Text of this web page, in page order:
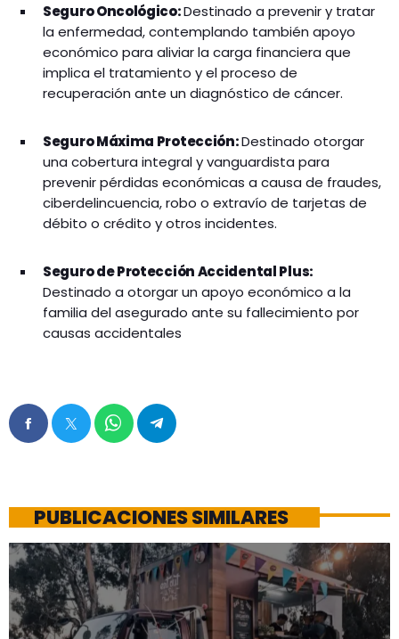
Seguro Oncológico:Destinado a prevenir y tratar
la enfermedad, contemplando también apoyo
económico para aliviar la carga financiera que
implica el tratamiento y el proceso de
recuperación ante un diagnóstico de cáncer.
Seguro Máxima Protección:Destinado otorgar
una cobertura integral y vanguardista para
prevenir pérdidas económicas a causa de fraudes,
ciberdelincuencia, robo o extravío de tarjetas de
débito o crédito y otros incidentes.
Seguro de Protección Accidental Plus:
Destinado a otorgar un apoyo económico a la
familia del asegurado ante su fallecimiento por
causas accidentales
PUBLICACIONES SIMILARES